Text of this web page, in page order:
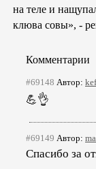
на теле и
клюва совы», -
Комментарии
#69148 Автор:
💪👌
#69149 Автор:
Спасибо за